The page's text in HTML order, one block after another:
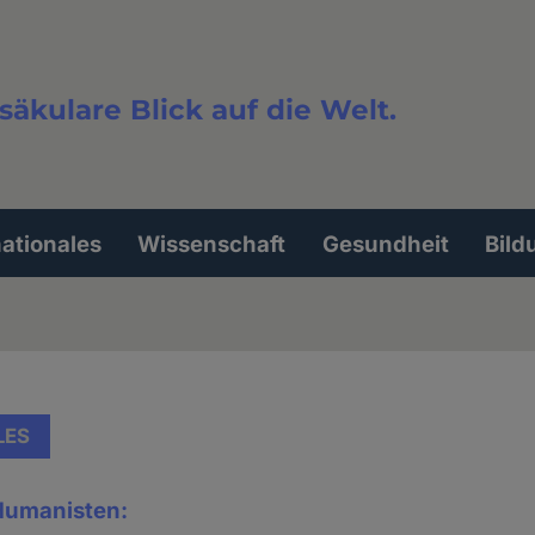
Blick auf die Welt.
Wissenschaft Gesundheit